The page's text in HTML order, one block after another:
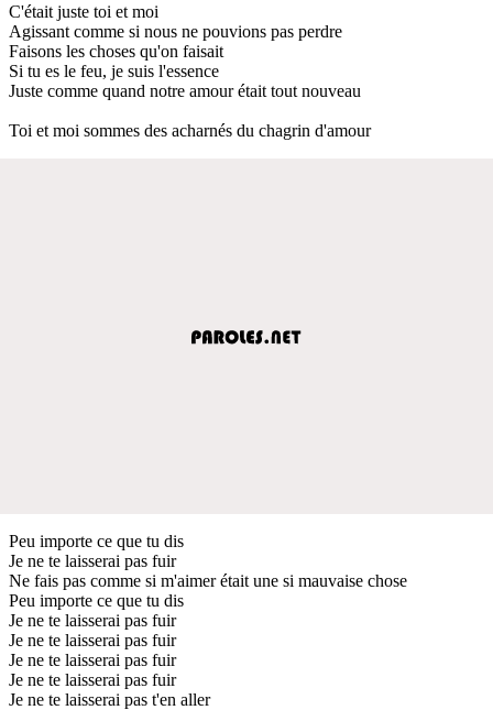
C'était juste toi et moi
Agissant comme si nous ne pouvions pas perdre
Faisons les choses qu'on faisait
Si tu es le feu, je suis l'essence
Juste comme quand notre amour était tout nouveau
Toi et moi sommes des acharnés du chagrin d'amour
Peu importe ce que tu dis
Je ne te laisserai pas fuir
Ne fais pas comme si m'aimer était une si mauvaise chose
Peu importe ce que tu dis
Je ne te laisserai pas fuir
Je ne te laisserai pas fuir
Je ne te laisserai pas fuir
Je ne te laisserai pas fuir
Je ne te laisserai pas t'en aller